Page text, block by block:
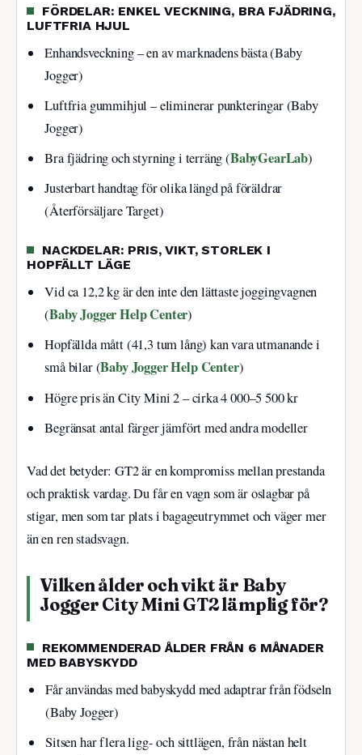
FÖRDELAR: ENKEL VECKNING, BRA FJÄDRING,
LUFTFRIA HJUL
Enhandsveckning – en av marknadens bästa (Baby
Jogger)
Luftfria gummihjul – eliminerar punkteringar (Baby
Jogger)
Bra fjädring och styrning i terräng (BabyGearLab)
Justerbart handtag för olika längd på föräldrar
(Återförsäljare Target)
NACKDELAR: PRIS, VIKT, STORLEK I
HOPFÄLLT LÄGE
Vid ca 12,2 kg är den inte den lättaste joggingvagnen
(Baby Jogger Help Center)
Hopfällda mått (41,3 tum lång) kan vara utmanande i
små bilar (Baby Jogger Help Center)
Högre pris än City Mini 2 – cirka 4 000–5 500 kr
Begränsat antal färger jämfört med andra modeller
Vad det betyder: GT2 är en kompromiss mellan prestanda
och praktisk vardag. Du får en vagn som är oslagbar på
stigar, men som tar plats i bagageutrymmet och väger mer
än en ren stadsvagn.
Vilken ålder och vikt är Baby
Jogger City Mini GT2 lämplig för?
REKOMMENDERAD ÅLDER FRÅN 6 MÅNADER
MED BABYSKYDD
Får användas med babyskydd med adaptrar från födseln
(Baby Jogger)
Sitsen har flera ligg- och sittlägen, från nästan helt